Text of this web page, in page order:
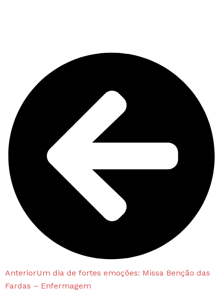
AnteriorUm dia de fortes emoções: Missa Benção das
Fardas – Enfermagem